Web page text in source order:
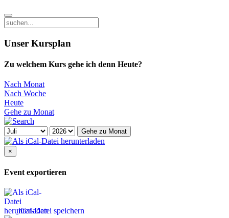
Unser Kursplan
Zu welchem Kurs gehe ich denn Heute?
Nach Monat
Nach Woche
Heute
Gehe zu Monat
Gehe zu Monat
×
Event exportieren
iCal-Datei speichern